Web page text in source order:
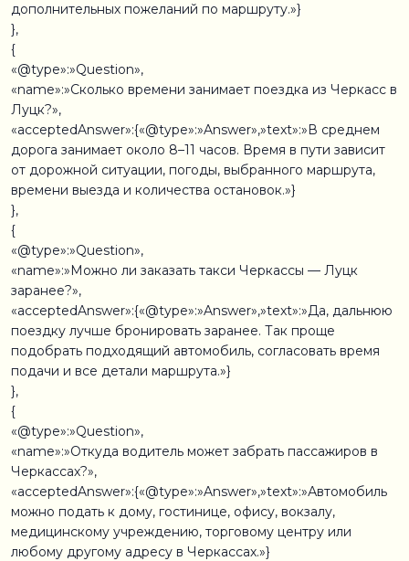
дополнительных пожеланий по маршруту.»}
},
{
«@type»:»Question»,
«name»:»Сколько времени занимает поездка из Черкасс в
Луцк?»,
«acceptedAnswer»:{«@type»:»Answer»,»text»:»В среднем
дорога занимает около 8–11 часов. Время в пути зависит
от дорожной ситуации, погоды, выбранного маршрута,
времени выезда и количества остановок.»}
},
{
«@type»:»Question»,
«name»:»Можно ли заказать такси Черкассы — Луцк
заранее?»,
«acceptedAnswer»:{«@type»:»Answer»,»text»:»Да, дальнюю
поездку лучше бронировать заранее. Так проще
подобрать подходящий автомобиль, согласовать время
подачи и все детали маршрута.»}
},
{
«@type»:»Question»,
«name»:»Откуда водитель может забрать пассажиров в
Черкассах?»,
«acceptedAnswer»:{«@type»:»Answer»,»text»:»Автомобиль
можно подать к дому, гостинице, офису, вокзалу,
медицинскому учреждению, торговому центру или
любому другому адресу в Черкассах.»}